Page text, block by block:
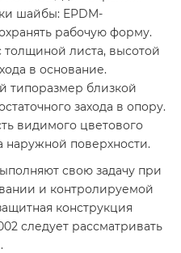
шайбы: EPDM-
рабочую форму.
листа, высотой
в основание.
типоразмер близкой
захода в опору.
видимого цветового
наружной поверхности.
свою задачу при
и контролируемой
конструкция
следует рассматривать